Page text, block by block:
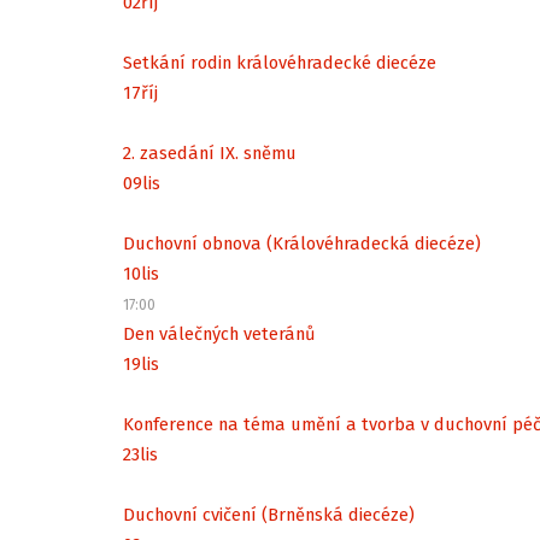
Setkání rodin královéhradecké diecéze
17říj
2. zasedání IX. sněmu
09lis
Duchovní obnova (Královéhradecká diecéze)
10lis
17:00
Den válečných veteránů
19lis
Konference na téma umění a tvorba v duchovní
23lis
Duchovní cvičení (Brněnská diecéze)